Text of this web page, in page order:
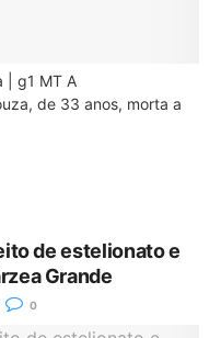
| g1 MT A
de 33 anos, morta a
de estelionato e
Grande
0